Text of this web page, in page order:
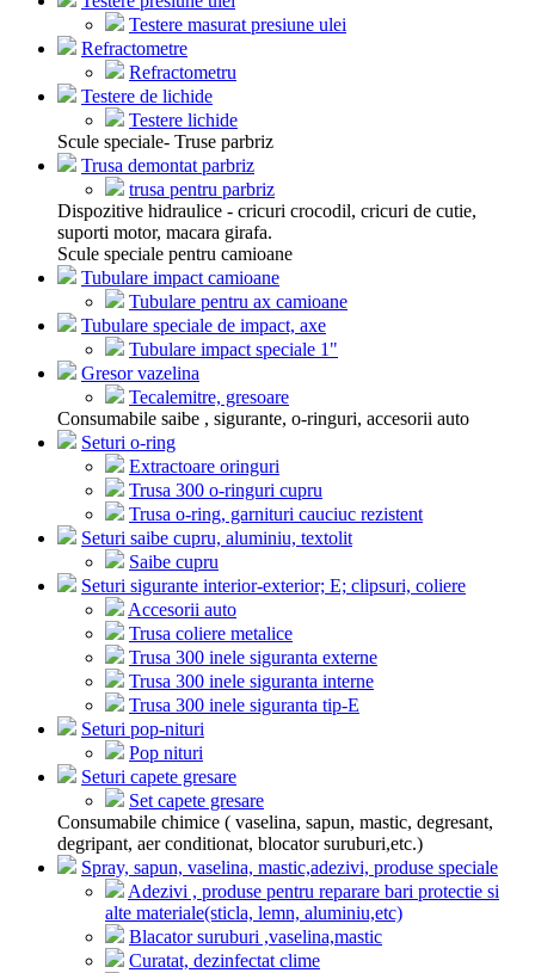
Testere masurat presiune ulei
Refractometre
Refractometru
Testere de lichide
Testere lichide
Scule speciale- Truse parbriz
Trusa demontat parbriz
trusa pentru parbriz
Dispozitive hidraulice - cricuri crocodil, cricuri de cutie,
suporti motor, macara girafa.
Scule speciale pentru camioane
Tubulare impact camioane
Tubulare pentru ax camioane
Tubulare speciale de impact, axe
Tubulare impact speciale 1"
Gresor vazelina
Tecalemitre, gresoare
Consumabile saibe , sigurante, o-ringuri, accesorii auto
Seturi o-ring
Extractoare oringuri
Trusa 300 o-ringuri cupru
Trusa o-ring, garnituri cauciuc rezistent
Seturi saibe cupru, aluminiu, textolit
Saibe cupru
Seturi sigurante interior-exterior; E; clipsuri, coliere
Accesorii auto
Trusa coliere metalice
Trusa 300 inele siguranta externe
Trusa 300 inele siguranta interne
Trusa 300 inele siguranta tip-E
Seturi pop-nituri
Pop nituri
Seturi capete gresare
Set capete gresare
Consumabile chimice ( vaselina, sapun, mastic, degresant,
degripant, aer conditionat, blocator suruburi,etc.)
Spray, sapun, vaselina, mastic,adezivi, produse speciale
Adezivi , produse pentru reparare bari protectie si
alte materiale(sticla, lemn, aluminiu,etc)
Blacator suruburi ,vaselina,mastic
Curatat, dezinfectat clime